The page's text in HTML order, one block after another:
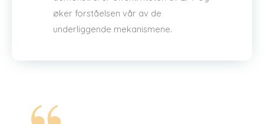
øker forståelsen vår av de
underliggende mekanismene.